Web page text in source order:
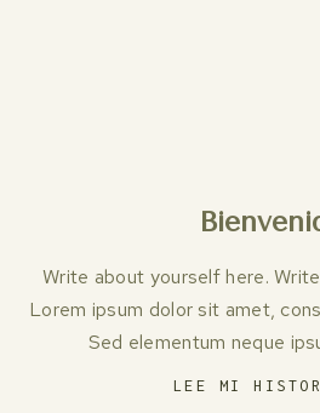
Write about yourself here.
Lorem ipsum dolor sit amet,
Sed elementum neque
LEE MI